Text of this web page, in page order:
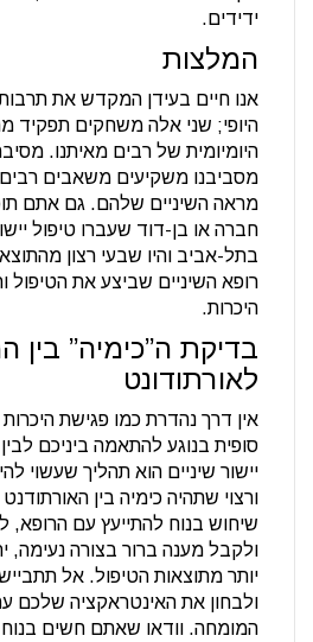
ידידים.
המלצות
אנו חיים בעידן המקדש את
היופי; שני אלה משחקים תפקיד
היומיומית של רבים מאיתנו.
מסביבנו משקיעים משאבים רבים
מראה השיניים שלהם. גם אתם
חברה או בן-דוד שעברו טיפול
בתל-אביב והיו שבעי רצון
רופא השיניים שביצע את הטיפול
היכרות.
בדיקת ה”כימיה” בין
לאורתודונט
אין דרך נהדרת כמו פגישת
סופית בנוגע להתאמה ביניכם
יישור שיניים הוא תהליך שעשוי
ורצוי שתהיה כימיה בין
שיחוש בנוח להתייעץ עם הרופא,
ולקבל מענה ברור בצורה נעימה,
יותר מתוצאות הטיפול. אל
ולבחון את האינטראקציה שלכם
המומחה. וודאו שאתם חשים בנוח